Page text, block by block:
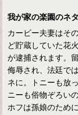
我が家の楽園のネ
カービー夫妻はそ
ど貯蔵していた花
が逮捕されます。
侮辱され、法廷で
ネに。トニーも放
ニーも俗物ぞろい
ホフは孫娘のため